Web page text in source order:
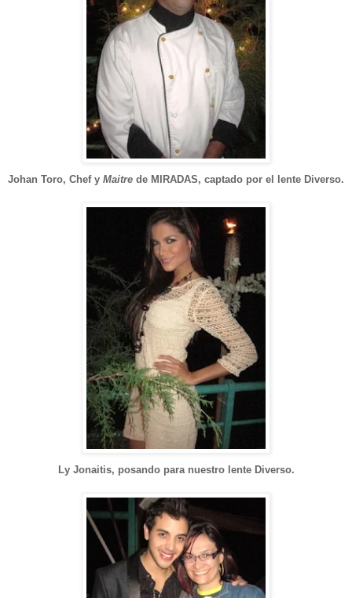
Johan Toro, Chef y Maitre de MIRADAS, captado por el lente Diverso.
Ly Jonaitis, posando para nuestro lente Diverso.